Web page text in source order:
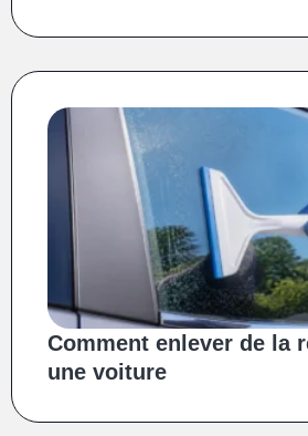
Comment enlever de la
une voiture